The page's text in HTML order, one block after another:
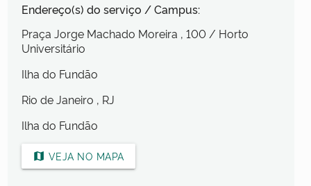
Endereço(s) do serviço / Campus:
Praça Jorge Machado Moreira , 100 / Horto
Universitário
Ilha do Fundão
Rio de Janeiro , RJ
Ilha do Fundão
map VEJA NO MAPA